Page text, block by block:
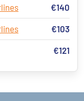
€140
€103
€121